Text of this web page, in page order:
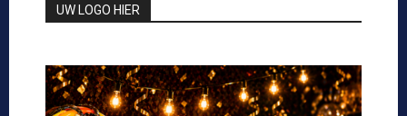
UW LOGO HIER